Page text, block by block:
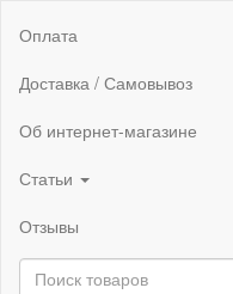
Оплата
Доставка / Самовывоз
Об интернет-магазине
Статьи
Отзывы